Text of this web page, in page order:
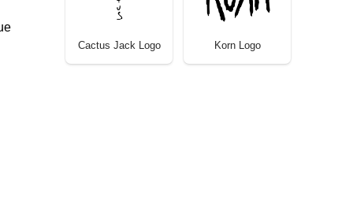
Cactus Jack Logo Korn Logo